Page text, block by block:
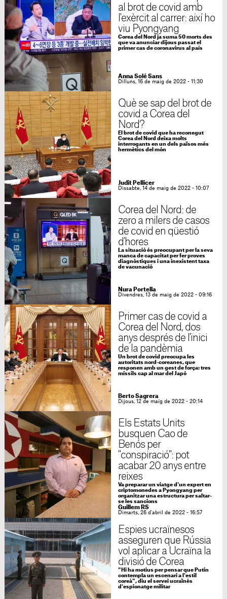
al brot de covid amb
l'exèrcit al carrer: així ho
viu Pyongyang
Corea del Nord ja suma 50 morts des
que va anunciar dijous passat el
primer cas de coronavirus al país
Anna Solé Sans
Dilluns, 16 de maig de 2022 - 11:30
Què se sap del brot de
covid a Corea del
Nord?
El brot de covid que ha reconegut
Corea del Nord deixa molts
interrogants en un dels països més
hermètics del món
Judit Pellicer
Dissabte, 14 de maig de 2022 - 10:07
Corea del Nord: de
zero a milers de casos
de covid en qüestió
d'hores
La situació és preocupant per la seva
manca de capacitat per fer proves
diagnòstiques i una inexistent taxa
de vacunació
Nura Portella
Divendres, 13 de maig de 2022 - 09:16
Primer cas de covid a
Corea del Nord, dos
anys després de l'inici
de la pandèmia
Un brot de covid preocupa les
autoritats nord-coreanes, que
responen amb un gest de força: tres
míssils cap al mar del Japó
Berto Sagrera
Dijous, 12 de maig de 2022 - 20:14
Els Estats Units
busquen Cao de
Benós per
"conspiració": pot
acabar 20 anys entre
reixes
Va preparar un viatge d'un expert en
criptomonedes a Pyongyang per
organitzar una estructura per saltar-
se les sancions
Guillem RS
Dimarts, 26 d'abril de 2022 - 16:57
Espies ucraïnesos
asseguren que Rússia
vol aplicar a Ucraïna la
divisió de Corea
"Hi ha motius per pensar que Putin
contempla un escenari a l'estil
coreà", diu el servei ucraïnès
d'espionatge militar